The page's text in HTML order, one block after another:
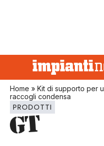
Home » Kit di supporto per
raccogli condensa
PRODOTTI